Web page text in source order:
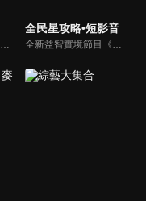
全新益智實境節目《全民星攻略》，由館長曾國城擔任把關者，考驗著每個來挑戰九宮格益智遊戲藝人明星。想要攻略九宮格關卡，透過創意聯想、邏輯推理、理想分析，才有機會獲取智慧星幣，帶走夢幻大獎。
全民星攻略•短影音
全新益智實境節目《全民星攻略》，由館長曾國城擔任把關者，考驗著每個來挑戰九宮格益智遊戲藝人明星。想要攻略九宮格關卡，透過創意聯想、邏輯推理、理想分析，才有機會獲取智慧星幣，帶走夢幻大獎。